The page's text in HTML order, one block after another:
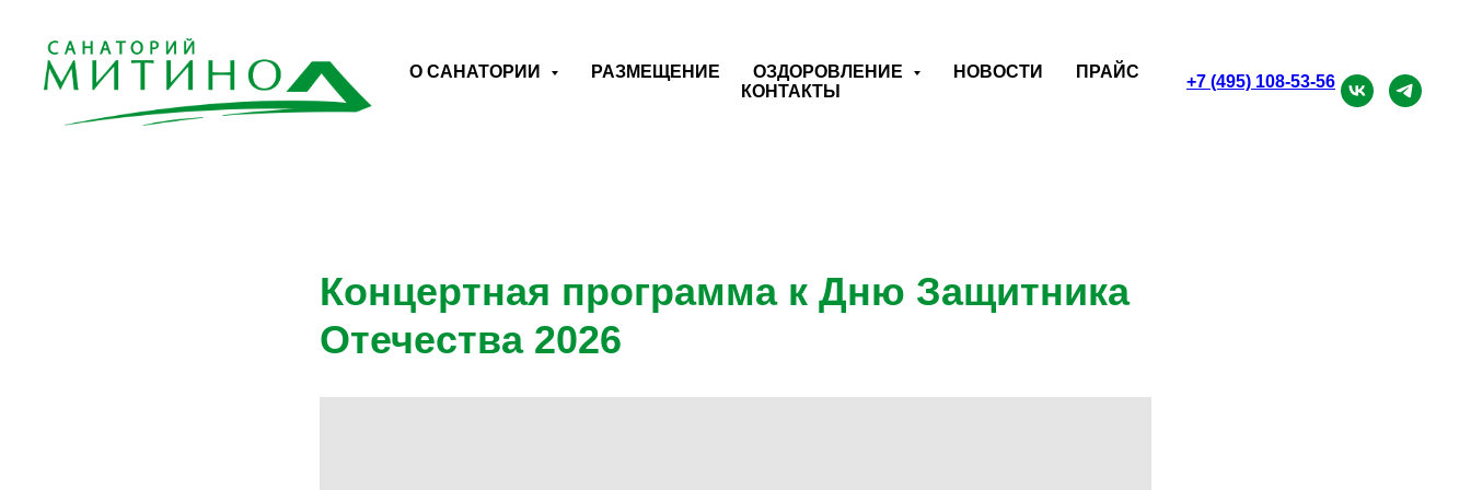
О САНАТОРИИ РАЗМЕЩЕНИЕ ОЗДОРОВЛЕНИЕ НОВОСТИ
ПРАЙС
КОНТАКТЫ
+7 (495) 108-53-56
Концертная программа к Дню Защитника
Отечества 2026